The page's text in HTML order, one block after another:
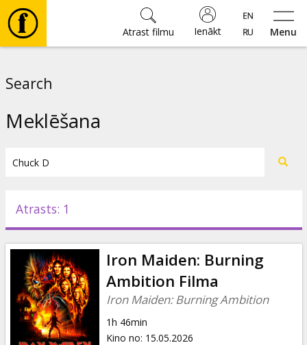
Menu
Ienākt
Atrast filmu
Pasākumi
Ziņas
Dāvanu
kartes
Search
Meklēšana
Atrasts: 1
Iron Maiden: Burning
Ambition Filma
Iron Maiden: Burning Ambition
1h 46min
Kino no: 15.05.2026